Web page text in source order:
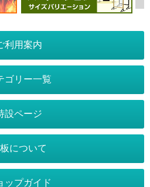
利用案内
川区山王4-5-10
ゴリー一覧
バナースタンド
設ページ
大型看板・突出看板特設ページ
について
ップガイド